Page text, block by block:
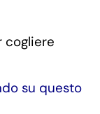
cogliere
su questo